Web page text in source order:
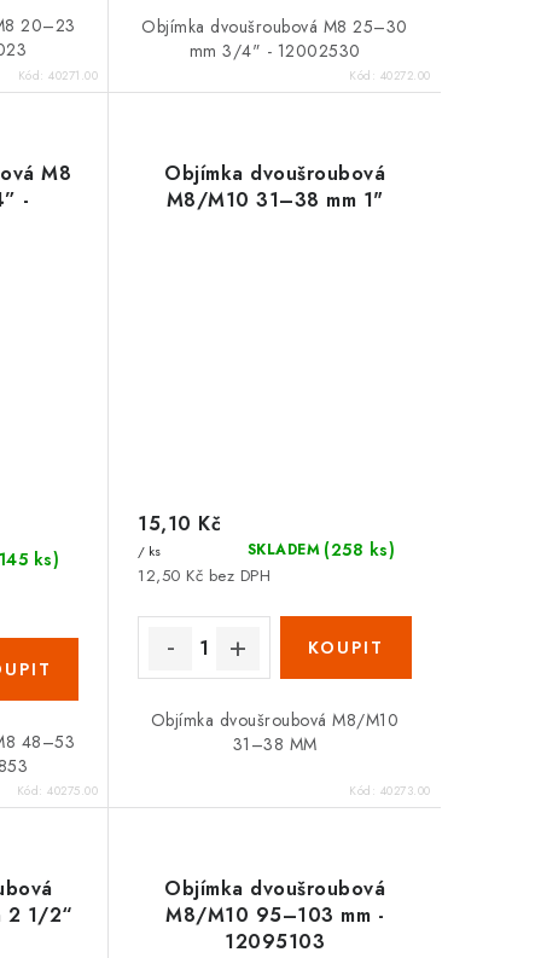
20–23
Kód:40271.00
Objímka dvoušroubová M8 25–30
mm 3/4" - 12002530
Kód: 40272.00
M8
-
ks)
48–53
Kód:40275.00
Objímka dvoušroubová
M8/M10 31–38 mm 1"
SKLADEM (258 ks)
12,50 Kč bez DPH
15,10 Kč
/ ks
Objímka dvoušroubová M8/M10
31–38 MM
Kód: 40273.00
2 1/2“
Objímka dvoušroubová
M8/M10 95–103 mm -
12095103